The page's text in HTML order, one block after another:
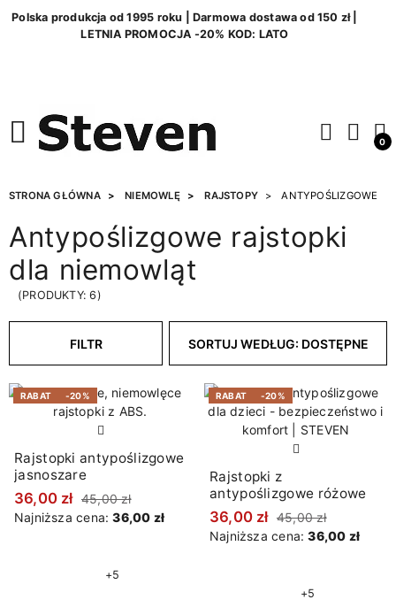
Polska produkcja od 1995 roku | Darmowa dostawa od 150 zł |
LETNIA PROMOCJA -20% KOD: LATO
0
STRONA GŁÓWNA NIEMOWLĘ RAJSTOPY ANTYPOŚLIZGOWE
Antypoślizgowe rajstopki
dla niemowląt
(PRODUKTY: 6)
FILTR SORTUJ WEDŁUG: DOSTĘPNE
RABAT -20%
Rajstopki antypoślizgowe
jasnoszare
36,00 zł 45,00 zł
Najniższa cena:36,00 zł
+5
RABAT -20%
Rajstopki z
antypoślizgowe różowe
36,00 zł 45,00 zł
Najniższa cena:36,00 zł
+5